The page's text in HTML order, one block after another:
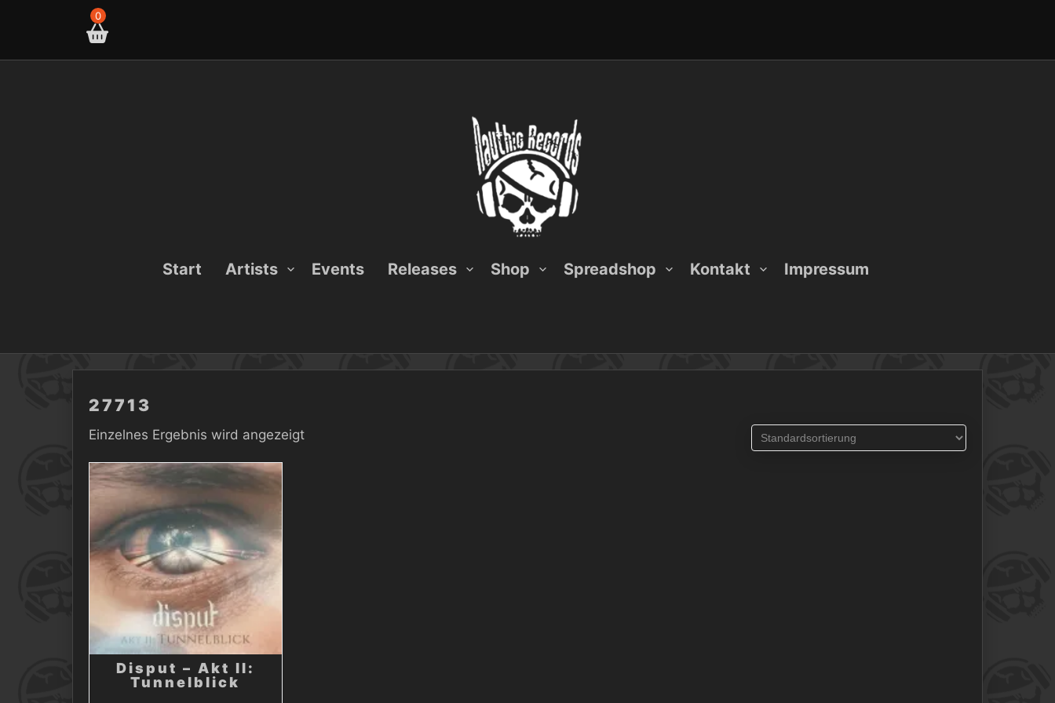
0
Start Artists Events Releases Shop Spreadshop Kontakt Impressum
27713
Einzelnes Ergebnis wird angezeigt
Disput – Akt II:
Tunnelblick